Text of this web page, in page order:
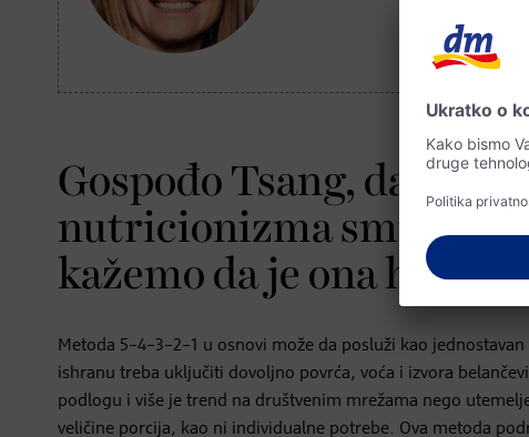
Gospođo Tsang, da li je
nutricionizma smislen
kažemo da je ona hit na
Metoda 5–4–3–2–1 u osnovi može da posluži kao
ishranu treba uključiti dovoljno povrća, voća i izvora
podlogu i više je trend na društvenim mrežama nego
veličine porcija, kao ni individualne potrebe. Ova metoda